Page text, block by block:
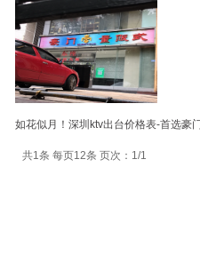
如花似月！深圳ktv出台价格表-首选豪
共1条 每页12条 页次：1/1